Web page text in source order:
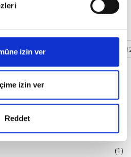
izin ver
izin ver
Reddet
(1)
(1)
5 6 7